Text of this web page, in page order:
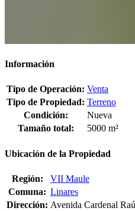
Información
Tipo de Operación: Venta
Tipo de Propiedad: Terreno
Condición:
Nueva
Tamaño total:
5000 m²
Ubicación de la Propiedad
Región:
VII Maule
Comuna: Linares
Dirección: Avenida Cardenal